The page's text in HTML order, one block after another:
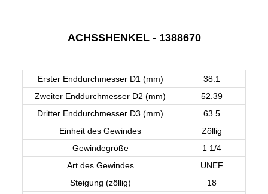
ACHSSHENKEL - 1388670
Erster Enddurchmesser D1 (mm)
38.1
Zweiter Enddurchmesser D2 (mm)
52.39
Dritter Enddurchmesser D3 (mm)
63.5
Einheit des Gewindes
Zöllig
Gewindegröße
1 1/4
Art des Gewindes
UNEF
Steigung (zöllig)
18